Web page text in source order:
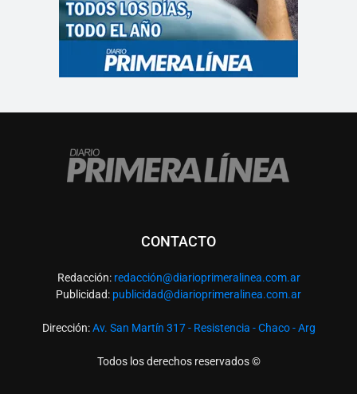
CONTACTO
Redacción: redacción@diarioprimeralinea.com.ar
Publicidad: publicidad@diarioprimeralinea.com.ar
Dirección:Av. San Martín 317 - Resistencia - Chaco - Arg
Todos los derechos reservados ©